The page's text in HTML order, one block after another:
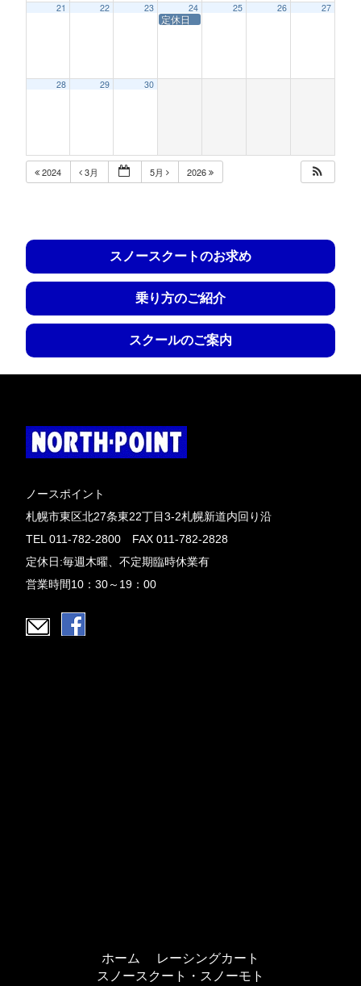
21 22 23 24
定休日
25 26 27
28 29 30
2024 3月 5月 2026
スノースクートのお求め
乗り方のご紹介
スクールのご案内
ノースポイント
札幌市東区北27条東22丁目3-2札幌新道内回り沿
TEL 011-782-2800 FAX 011-782-2828
定休日:毎週木曜、不定期臨時休業有
営業時間10：30～19：00
ホーム
レーシングカート
スノースクート・スノーモト